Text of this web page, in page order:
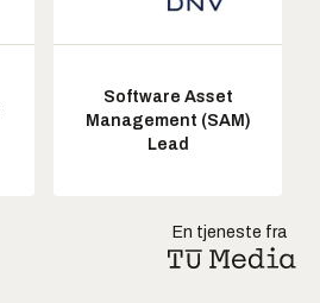
Software Asset
Management (SAM)
Lead
En tjeneste fra